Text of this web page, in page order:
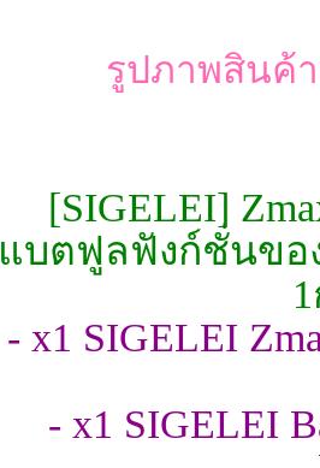
รูปภาพสินค้า
[SIGELEI]
แบตฟูลฟังก์ชั่นขอ
- x1 SIGELEI
- x1 SIGELEI